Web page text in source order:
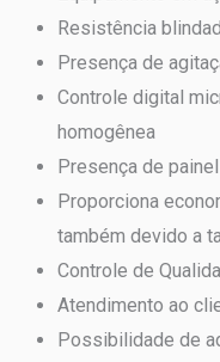
Resistência
Presença de
Controle digital
homogênea
Presença de
Proporciona
também devido a
Controle de
Atendimento ao
Possibilidade de